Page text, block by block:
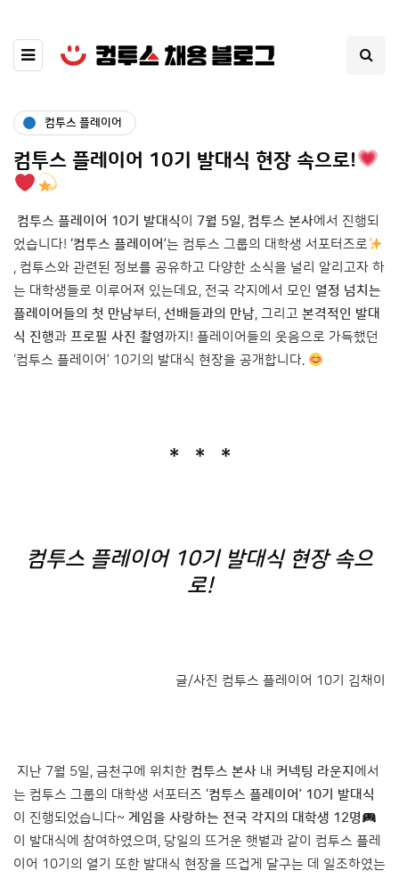
컴투스 플레이어
컴투스 플레이어 10기 발대식 현장 속으로!
컴투스 플레이어 10기 발대식이 7월 5일, 컴투스 본사에서 진행되
었습니다! ‘컴투스 플레이어’는 컴투스 그룹의 대학생 서포터즈로
, 컴투스와 관련된 정보를 공유하고 다양한 소식을 널리 알리고자 하
는 대학생들로 이루어져 있는데요, 전국 각지에서 모인 열정 넘치는
플레이어들의 첫 만남부터, 선배들과의 만남, 그리고 본격적인 발대
식 진행과 프로필 사진 촬영까지! 플레이어들의 웃음으로 가득했던
‘컴투스 플레이어’ 10기의 발대식 현장을 공개합니다.
* * *
컴투스 플레이어 10기 발대식 현장 속으
로!
글/사진 컴투스 플레이어 10기 김채이
지난 7월 5일, 금천구에 위치한 컴투스 본사 내 커넥팅 라운지 에서
는 컴투스 그룹의 대학생 서포터즈 ‘컴투스 플레이어’ 10기 발대식
이 진행되었습니다~ 게임을 사랑하는 전국 각지의 대학생 12명
이 발대식에 참여하였으며, 당일의 뜨거운 햇볕과 같이 컴투스 플레
이어 10기의 열기 또한 발대식 현장을 뜨겁게 달구는 데 일조하였는